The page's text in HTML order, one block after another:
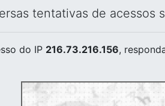
tentativas de acessos
do IP 216.73.216.156,